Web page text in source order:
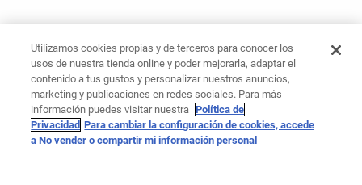
Utilizamos cookies propias y de terceros para conocer los
usos de nuestra tienda online y poder mejorarla, adaptar el
contenido a tus gustos y personalizar nuestros anuncios,
marketing y publicaciones en redes sociales. Para más
información puedes visitar nuestra Política de
Privacidad Para cambiar la configuración de cookies, accede
a No vender o compartir mi información personal